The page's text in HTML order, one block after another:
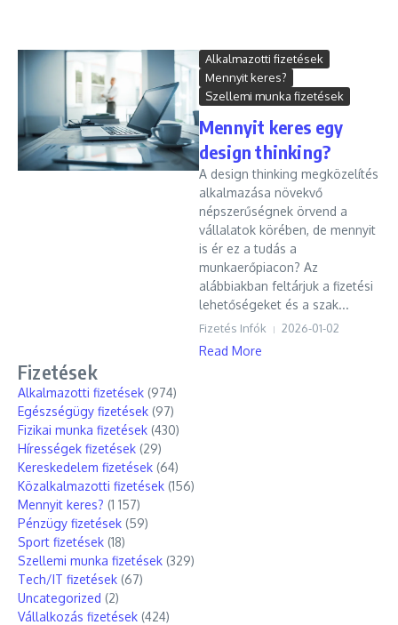
Alkalmazotti fizetések
Mennyit keres?
Szellemi munka fizetések
Mennyit keres egy
design thinking?
A design thinking megközelítés
alkalmazása növekvő
népszerűségnek örvend a
vállalatok körében, de mennyit
is ér ez a tudás a
munkaerőpiacon? Az
alábbiakban feltárjuk a fizetési
lehetőségeket és a szak...
Fizetés Infók 2026-01-02
Read More
Fizetések
Alkalmazotti fizetések (974)
Egészségügy fizetések (97)
Fizikai munka fizetések (430)
Hírességek fizetések (29)
Kereskedelem fizetések (64)
Közalkalmazotti fizetések (156)
Mennyit keres? (1 157)
Pénzügy fizetések (59)
Sport fizetések (18)
Szellemi munka fizetések (329)
Tech/IT fizetések (67)
Uncategorized (2)
Vállalkozás fizetések (424)